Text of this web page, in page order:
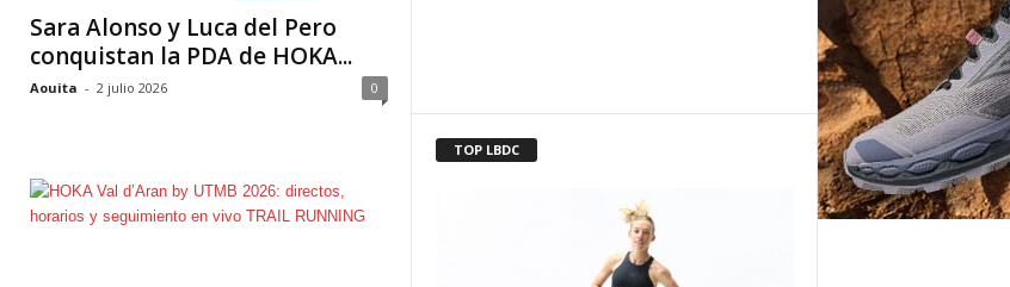
Sara Alonso y Luca del Pero
conquistan la PDA de HOKA...
Aouita - 2 julio 2026 0
TOP LBDC